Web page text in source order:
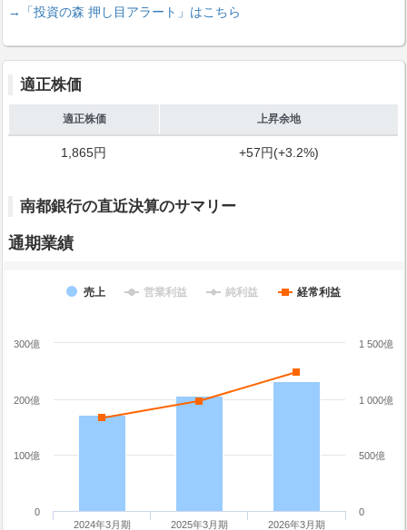
→「投資の森 押し目アラート」はこちら
適正株価
適正株価 上昇余地
1,865円 +57円(+3.2%)
南都銀行の直近決算のサマリー
通期業績
売上 営業利益 純利益 経常利益
2024年3月期 2025年3月期 2026年3月期
0
500億
1 000億
1 500億
0
100億
200億
300億